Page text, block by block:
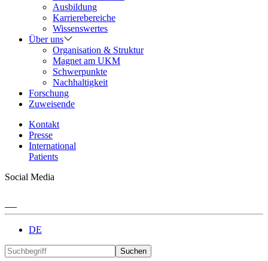
Ausbildung
Karrierebereiche
Wissenswertes
Über uns
Organisation & Struktur
Magnet am UKM
Schwerpunkte
Nachhaltigkeit
Forschung
Zuweisende
Kontakt
Presse
International
Patients
Social Media
DE
Suchen